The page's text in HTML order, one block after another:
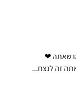
שאתה ❤
זה לנצח...